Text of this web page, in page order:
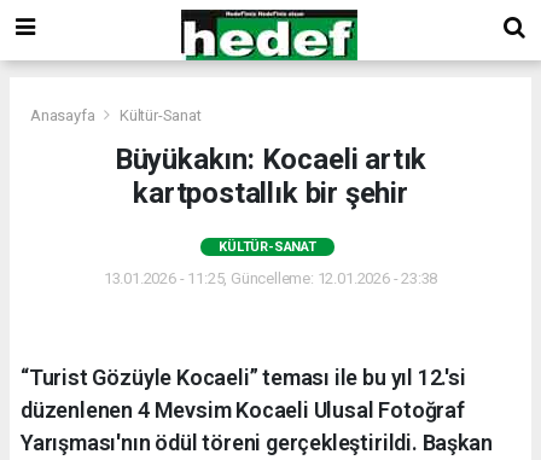
Anasayfa Kültür-Sanat
Büyükakın: Kocaeli artık
kartpostallık bir şehir
KÜLTÜR-SANAT
13.01.2026 - 11:25, Güncelleme: 12.01.2026 - 23:38
“Turist Gözüyle Kocaeli” teması ile bu yıl 12.'si
düzenlenen 4 Mevsim Kocaeli Ulusal Fotoğraf
Yarışması'nın ödül töreni gerçekleştirildi. Başkan